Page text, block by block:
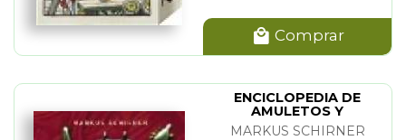
Comprar
ENCICLOPEDIA DE
AMULETOS Y
TALISMANES
MARKUS SCHIRNER